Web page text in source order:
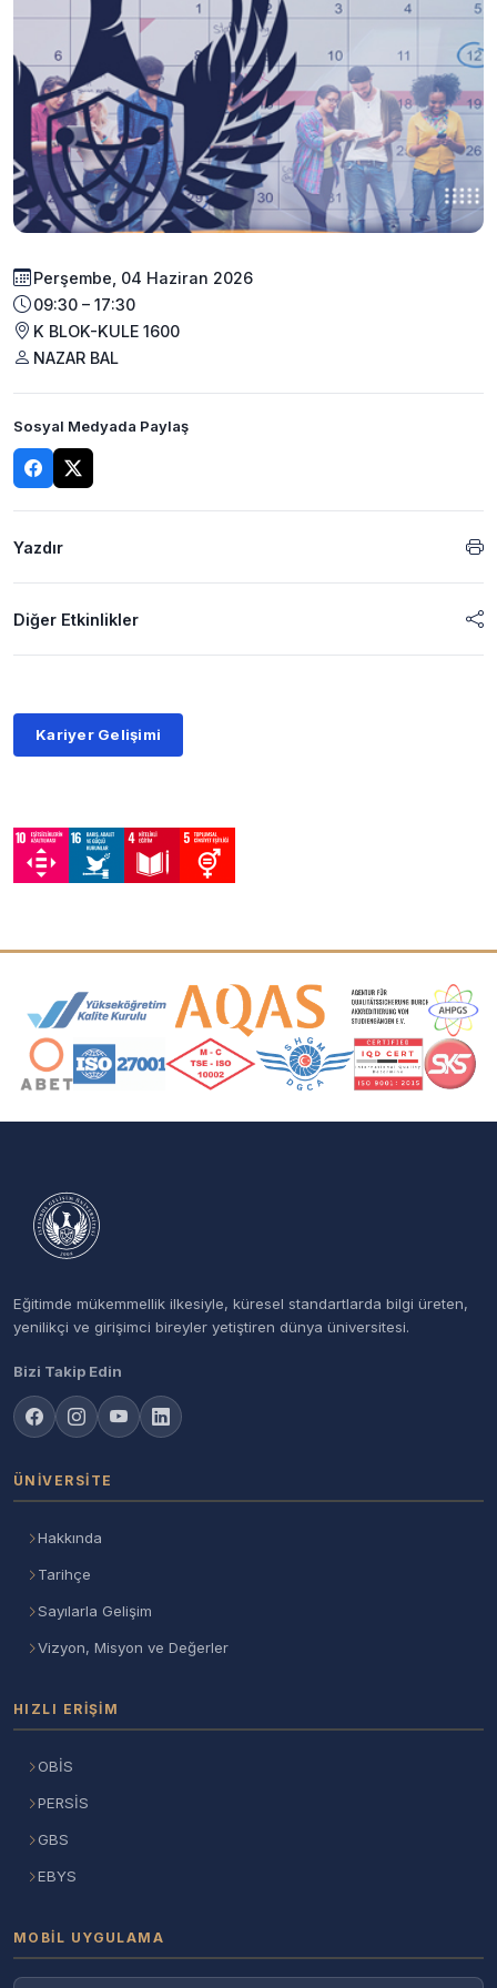
Perşembe, 04 Haziran 2026
09:30 – 17:30
K BLOK-KULE 1600
NAZAR BAL
Sosyal Medyada Paylaş
Yazdır
Diğer Etkinlikler
Kariyer Gelişimi
Akreditasyon ve Üyelik Logoları
Eğitimde mükemmellik ilkesiyle, küresel standartlarda bilgi üreten,
yenilikçi ve girişimci bireyler yetiştiren dünya üniversitesi.
Bizi Takip Edin
ÜNIVERSITE
Hakkında
Tarihçe
Sayılarla Gelişim
Vizyon, Misyon ve Değerler
HIZLI ERIŞIM
OBİS
PERSİS
GBS
EBYS
MOBIL UYGULAMA